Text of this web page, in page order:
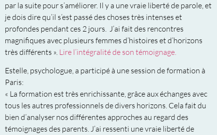
par la suite pour s’améliorer. Il y a une vraie liberté de parole, et
je dois dire qu’il s’est passé des choses très intenses et
profondes pendant ces 2 jours. J’ai fait des rencontres
magnifiques avec plusieurs femmes d’histoires et d’horizons
très différents ». Lire l’intégralité de son témoignage.
Estelle, psychologue, a participé à une session de formation à
Paris:
« La formation est très enrichissante, grâce aux échanges avec
tous les autres professionnels de divers horizons. Cela fait du
bien d’analyser nos différentes approches au regard des
témoignages des parents. J’ai ressenti une vraie liberté de